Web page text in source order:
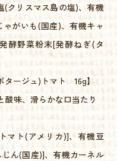
(クリスマス島の塩)、有機
がいも(国産)、有機キャ
酵野菜粉末[発酵ねぎ(タ
タージュ)トマト 16g】
味、滑らかな口当たり
マト(アメリカ)]、有機豆
ん(国産)]、有機カーネル